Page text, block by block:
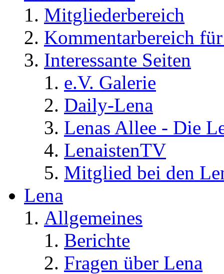
Mitgliederbereich
Kommentarbereich
Interessante Seiten
e.V. Galerie
Daily-Lena
Lenas Allee - Die
LenaistenTV
Mitglied bei den
Lena
Allgemeines
Berichte
Fragen über Lena